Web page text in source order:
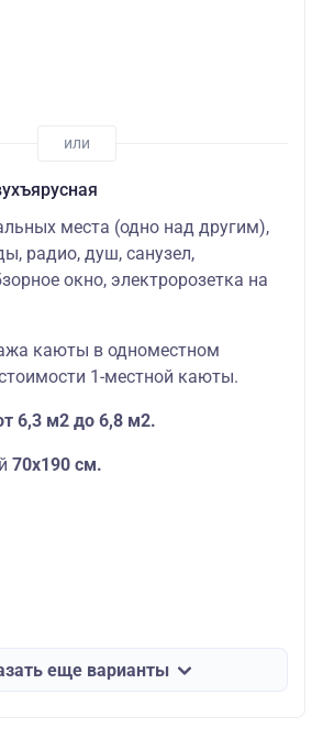
места (одно над другим),
радио, душ, санузел,
окно, электророзетка на
каюты в одноместном
1-местной каюты.
6,3 м2 до 6,8 м2.
70х190 см.
еще варианты